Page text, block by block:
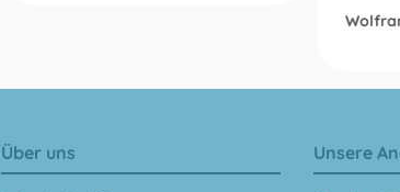
Über uns Unsere